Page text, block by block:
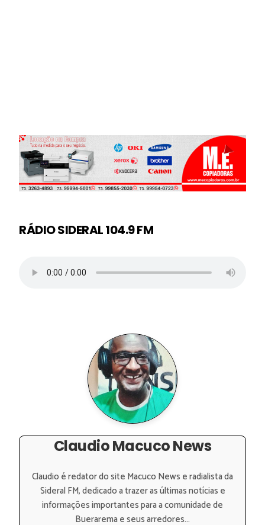
RÁDIO SIDERAL 104.9 FM
Claudio Macuco News
Claudio é redator do site Macuco News e radialista da
Sideral FM, dedicado a trazer as últimas notícias e
informações importantes para a comunidade de
Buerarema e seus arredores...